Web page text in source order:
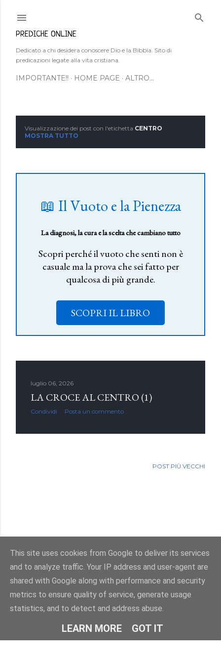
PREDICHE ONLINE
Dedicato a chi desidera conoscere Dio e la Bibbia. Sito di
predicazioni legate alla vita cristiana.
IMPORTANTE!! HOME PAGE ALTRO…
s
Visualizzazione dei post con l'etichetta CENTRO
MOSTRA TUTTO
📖 Il Vuoto e la Pienezza
La diagnosi, la cura e la scelta che cambiano tutto
Scopri perché il vuoto che senti non è
casuale ma la prova che sei fatto per
qualcosa di più grande.
SCOPRI IL LIBRO
luglio 06, 2026
LA CROCE AL CENTRO (1)
Condividi Posta un commento
POST PIÙ VECCHI
Powered by Blogger
Immagini dei temi dienot-poloskun
© Salvatore Di Dio 2013-2026.Tutti i diritti sono riservati
This site uses cookies from Google to deliver its services
and to analyze traffic. Your IP address and user-agent are
shared with Google along with performance and security
metrics to ensure quality of service, generate usage
statistics, and to detect and address abuse.
LEARN MORE GOT IT